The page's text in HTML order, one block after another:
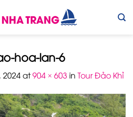
hoa-lan-6
2024at904 × 603 in Tour Đảo Khỉ